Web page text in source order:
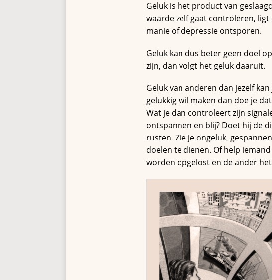
Geluk is het product van
waarde zelf gaat controleren,
manie of depressie ontsporen.
Geluk kan dus beter geen doel
zijn, dan volgt het geluk daaruit.
Geluk van anderen dan jezelf
gelukkig wil maken dan doe je
Wat je dan controleert zijn
ontspannen en blij? Doet hij de
rusten. Zie je ongeluk,
doelen te dienen. Of help
worden opgelost en de ander